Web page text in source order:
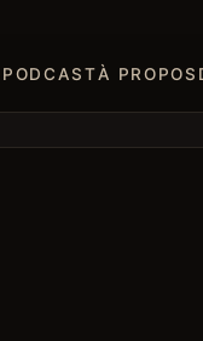
PODCASTÀ PROPOS